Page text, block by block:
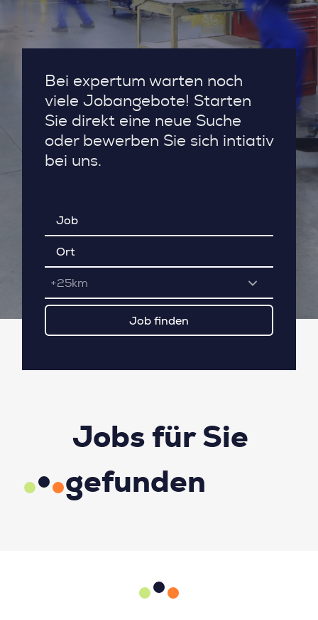
Bei expertum warten noch
viele Jobangebote! Starten
Sie direkt eine neue Suche
oder bewerben Sie sich intiativ
bei uns.
+25km